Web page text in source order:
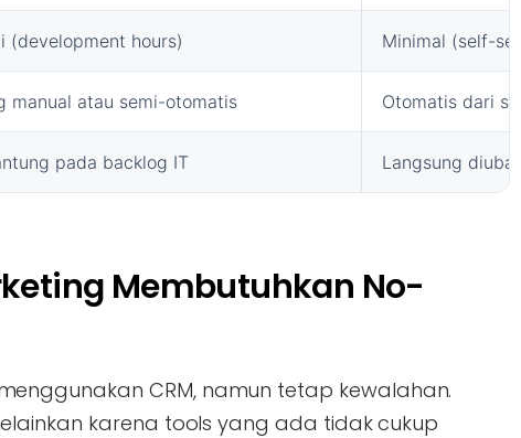
(development hours) Minimal (self-
manual atau semi-otomatis Otomatis dari
pada backlog IT Langsung
Membutuhkan No-
CRM, namun tetap kewalahan.
karena tools yang ada tidak cukup